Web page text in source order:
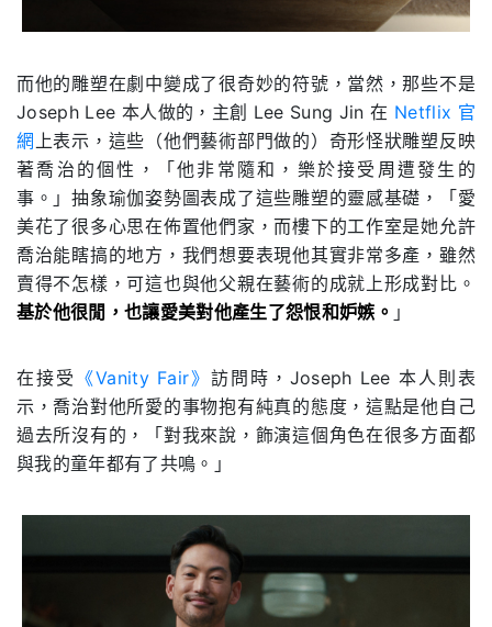
而他的雕塑在劇中變成了很奇妙的符號，當然，那些不是
Joseph Lee 本人做的，主創 Lee Sung Jin 在 Netflix 官
網 上表示，這些（他們藝術部門做的）奇形怪狀雕塑反映
著喬治的個性，「他非常隨和，樂於接受周遭發生的
事。」抽象瑜伽姿勢圖表成了這些雕塑的靈感基礎，「愛
美花了很多心思在佈置他們家，而樓下的工作室是她允許
喬治能瞎搞的地方，我們想要表現他其實非常多產，雖然
賣得不怎樣，可這也與他父親在藝術的成就上形成對比。
基於他很閒，也讓愛美對他產生了怨恨和妒嫉。 」
在接受 《Vanity Fair》 訪問時，Joseph Lee 本人則表
示，喬治對他所愛的事物抱有純真的態度，這點是他自己
過去所沒有的，「對我來說，飾演這個角色在很多方面都
與我的童年都有了共鳴。」